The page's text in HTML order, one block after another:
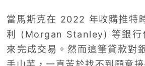
當馬斯克在 2022 年收購推特
利 (Morgan Stanley) 等銀行
來完成交易。然而這筆貸款對